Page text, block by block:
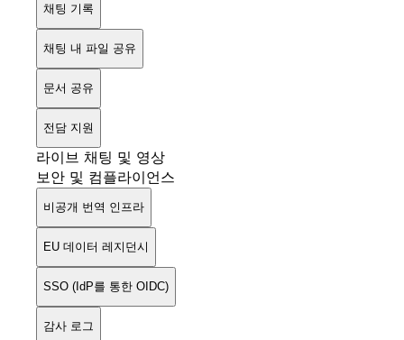
채팅 기록
채팅 내 파일 공유
문서 공유
전담 지원
라이브 채팅 및 영상
보안 및 컴플라이언스
비공개 번역 인프라
EU 데이터 레지던시
SSO (IdP를 통한 OIDC)
감사 로그